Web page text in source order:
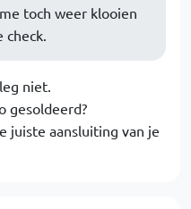
toch weer klooien
check.
niet.
gesoldeerd?
juiste aansluiting van je